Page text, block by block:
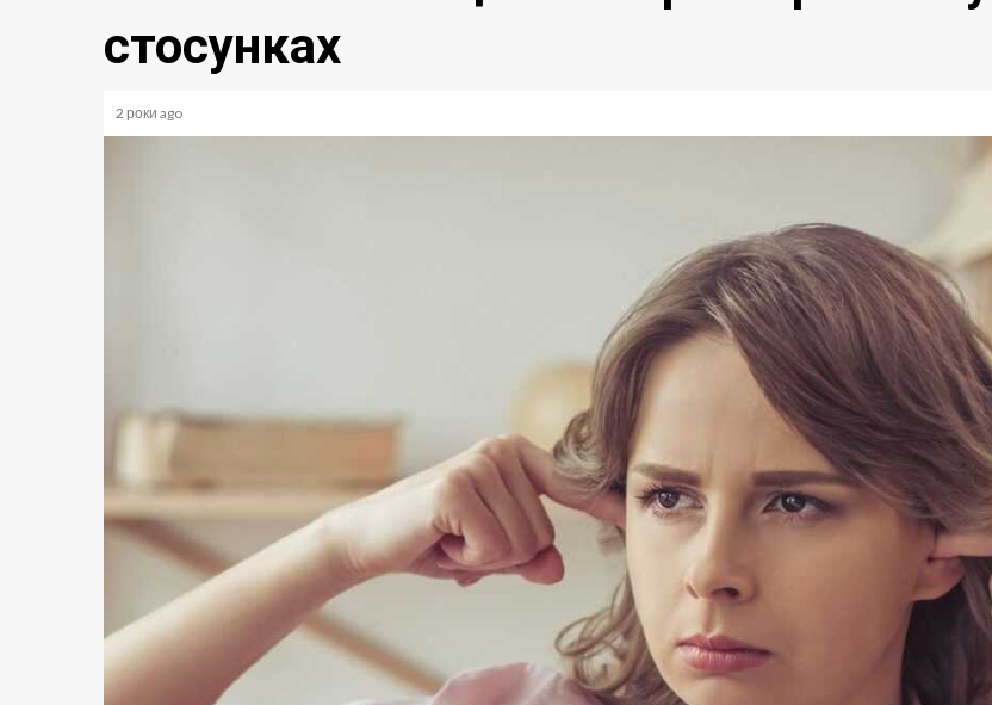
стосунках
2 роки ago